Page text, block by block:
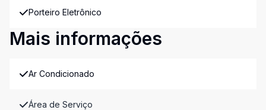
Porteiro Eletrônico
Mais informações
Ar Condicionado
Área de Serviço